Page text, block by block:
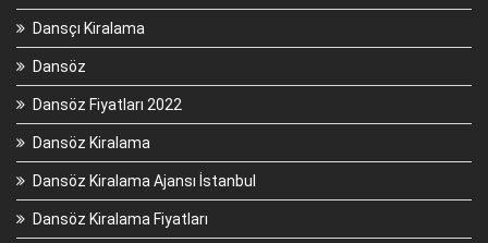
Dansçı Kiralama
Dansöz
Dansöz Fiyatları 2022
Dansöz Kiralama
Dansöz Kiralama Ajansı İstanbul
Dansöz Kiralama Fiyatları